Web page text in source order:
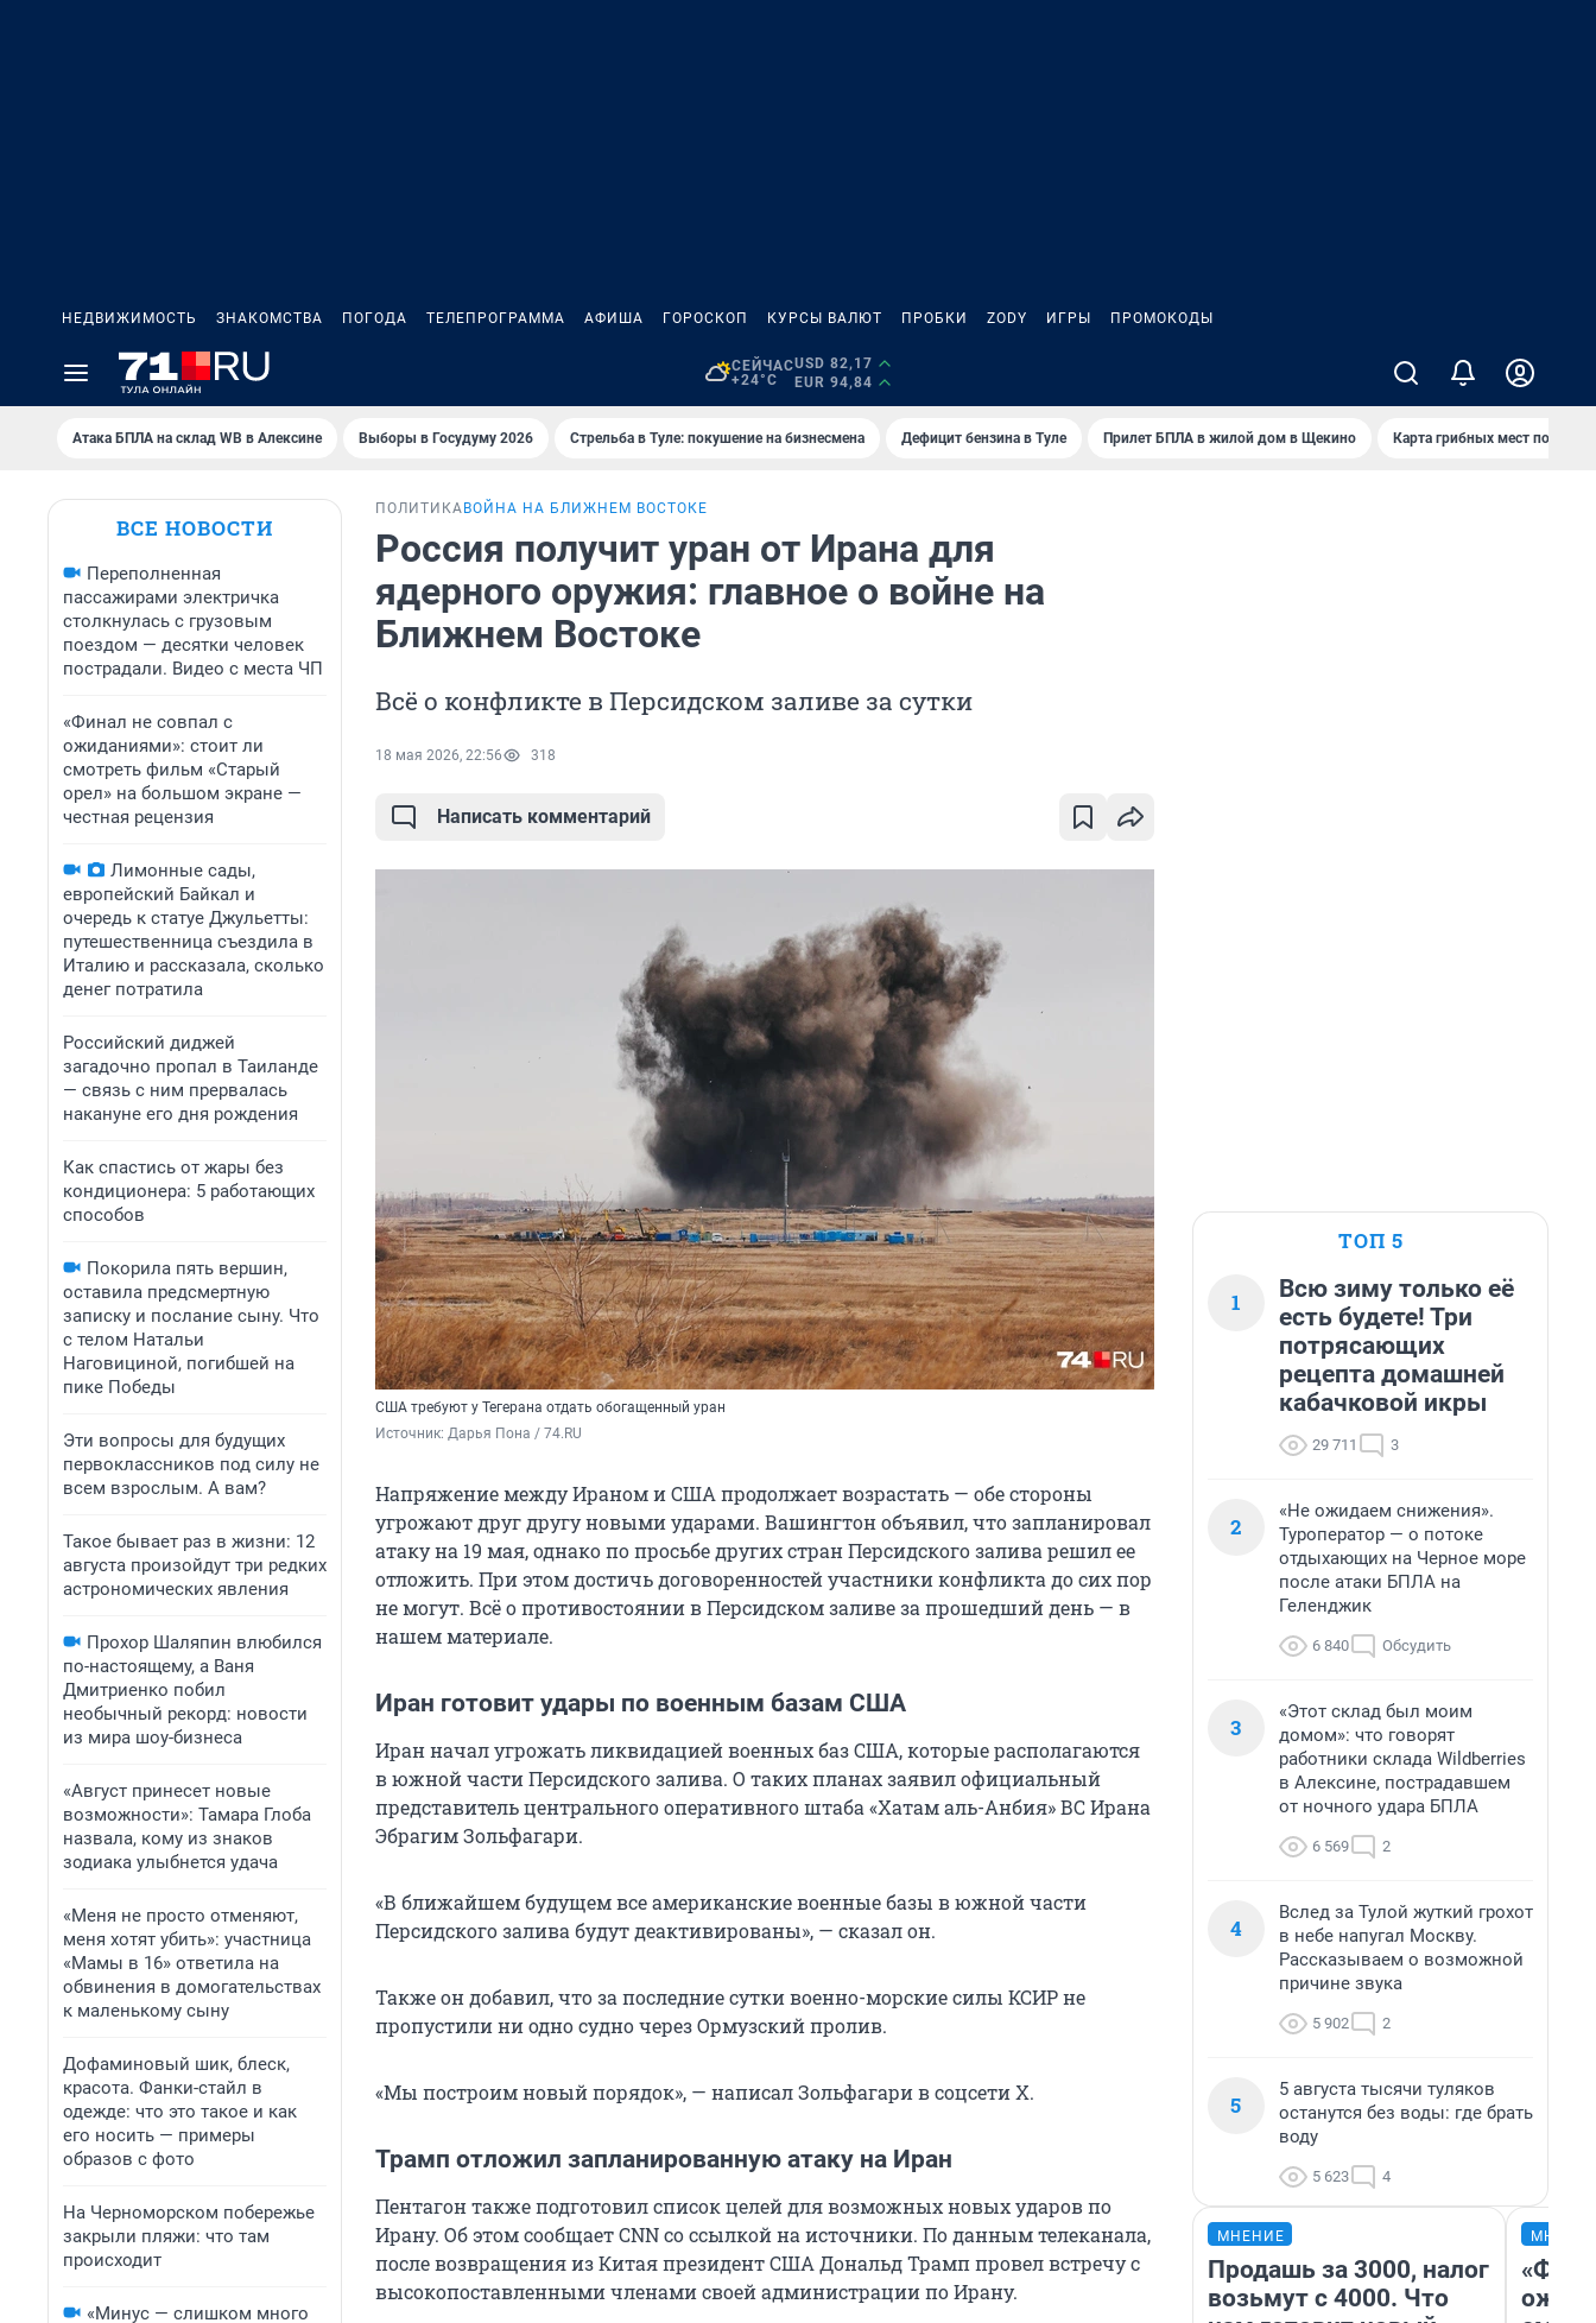
НЕДВИЖИМОСТЬ ЗНАКОМСТВА ПОГОДА ТЕЛЕПРОГРАММА АФИША ГОРОСКОП КУРСЫ ВАЛЮТ ПРОБКИ ZODY ИГРЫ ПРОМОКОДЫ
СЕЙЧАС
+24°C
USD 82,17
EUR 94,84
Атака БПЛА на склад WB в Алексине Выборы в Госудуму 2026 Стрельба в Туле: покушение на бизнесмена Дефицит бензина в Туле Прилет БПЛА в жилой дом в Щекино Карта грибных мест под
ВСЕ НОВОСТИ
Переполненная
пассажирами электричка
столкнулась с грузовым
поездом — десятки человек
пострадали. Видео с места ЧП
«Финал не совпал с
ожиданиями»: стоит ли
смотреть фильм «Старый
орел» на большом экране —
честная рецензия
Лимонные сады,
европейский Байкал и
очередь к статуе Джульетты:
путешественница съездила в
Италию и рассказала, сколько
денег потратила
Российский диджей
загадочно пропал в Таиланде
— связь с ним прервалась
накануне его дня рождения
Как спастись от жары без
кондиционера: 5 работающих
способов
Покорила пять вершин,
оставила предсмертную
записку и послание сыну. Что
с телом Натальи
Наговициной, погибшей на
пике Победы
Эти вопросы для будущих
первоклассников под силу не
всем взрослым. А вам?
Такое бывает раз в жизни: 12
августа произойдут три редких
астрономических явления
Прохор Шаляпин влюбился
по-настоящему, а Ваня
Дмитриенко побил
необычный рекорд: новости
из мира шоу-бизнеса
«Август принесет новые
возможности»: Тамара Глоба
назвала, кому из знаков
зодиака улыбнется удача
«Меня не просто отменяют,
меня хотят убить»: участница
«Мамы в 16» ответила на
обвинения в домогательствах
к маленькому сыну
Дофаминовый шик, блеск,
красота. Фанки-стайл в
одежде: что это такое и как
его носить — примеры
образов с фото
На Черноморском побережье
закрыли пляжи: что там
происходит
«Минус — слишком много
ПОЛИТИКА ВОЙНА НА БЛИЖНЕМ ВОСТОКЕ
Россия получит уран от Ирана для
ядерного оружия: главное о войне на
Ближнем Востоке
Всё о конфликте в Персидском заливе за сутки
18 мая 2026, 22:56 318
Написать комментарий
США требуют у Тегерана отдать обогащенный уран
Источник: Дарья Пона / 74.RU
Напряжение между Ираном и США продолжает возрастать — обе стороны
угрожают друг другу новыми ударами. Вашингтон объявил, что запланировал
атаку на 19 мая, однако по просьбе других стран Персидского залива решил ее
отложить. При этом достичь договоренностей участники конфликта до сих пор
не могут. Всё о противостоянии в Персидском заливе за прошедший день — в
нашем материале.
Иран готовит удары по военным базам США
Иран начал угрожать ликвидацией военных баз США, которые располагаются
в южной части Персидского залива. О таких планах заявил официальный
представитель центрального оперативного штаба «Хатам аль-Анбия» ВС Ирана
Эбрагим Зольфагари.
«В ближайшем будущем все американские военные базы в южной части
Персидского залива будут деактивированы», — сказал он.
Также он добавил, что за последние сутки военно-морские силы КСИР не
пропустили ни одно судно через Ормузский пролив.
«Мы построим новый порядок», — написал Зольфагари в соцсети Х.
Трамп отложил запланированную атаку на Иран
Пентагон также подготовил список целей для возможных новых ударов по
Ирану. Об этом сообщает CNN со ссылкой на источники. По данным телеканала,
после возвращения из Китая президент США Дональд Трамп провел встречу с
высокопоставленными членами своей администрации по Ирану.
ТОП 5
1
Всю зиму только её
есть будете! Три
потрясающих
рецепта домашней
кабачковой икры
29 711 3
2
«Не ожидаем снижения».
Туроператор — о потоке
отдыхающих на Черное море
после атаки БПЛА на
Геленджик
6 840 Обсудить
3
«Этот склад был моим
домом»: что говорят
работники склада Wildberries
в Алексине, пострадавшем
от ночного удара БПЛА
6 569 2
4
Вслед за Тулой жуткий грохот
в небе напугал Москву.
Рассказываем о возможной
причине звука
5 902 2
5
5 августа тысячи туляков
останутся без воды: где брать
воду
5 623 4
МНЕНИЕ
Продашь за 3000, налог
возьмут с 4000. Что